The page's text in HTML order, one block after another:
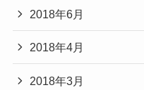
2018年6月
2018年4月
2018年3月